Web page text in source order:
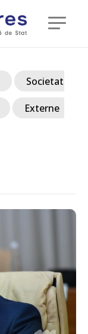
Societate
Externe